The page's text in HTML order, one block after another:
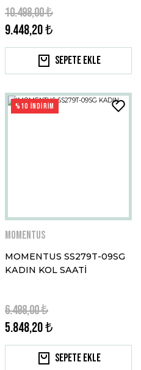
9.448,20 ₺
10.498,00 ₺
Sepete Ekle
%10 İNDİRİM
Momentus
MOMENTUS SS279T-09SG
KADIN KOL SAATİ
5.848,20 ₺
6.498,00 ₺
Sepete Ekle